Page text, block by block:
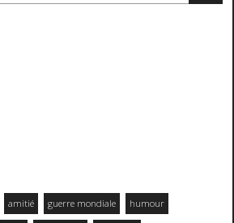
amitié guerre mondiale humour